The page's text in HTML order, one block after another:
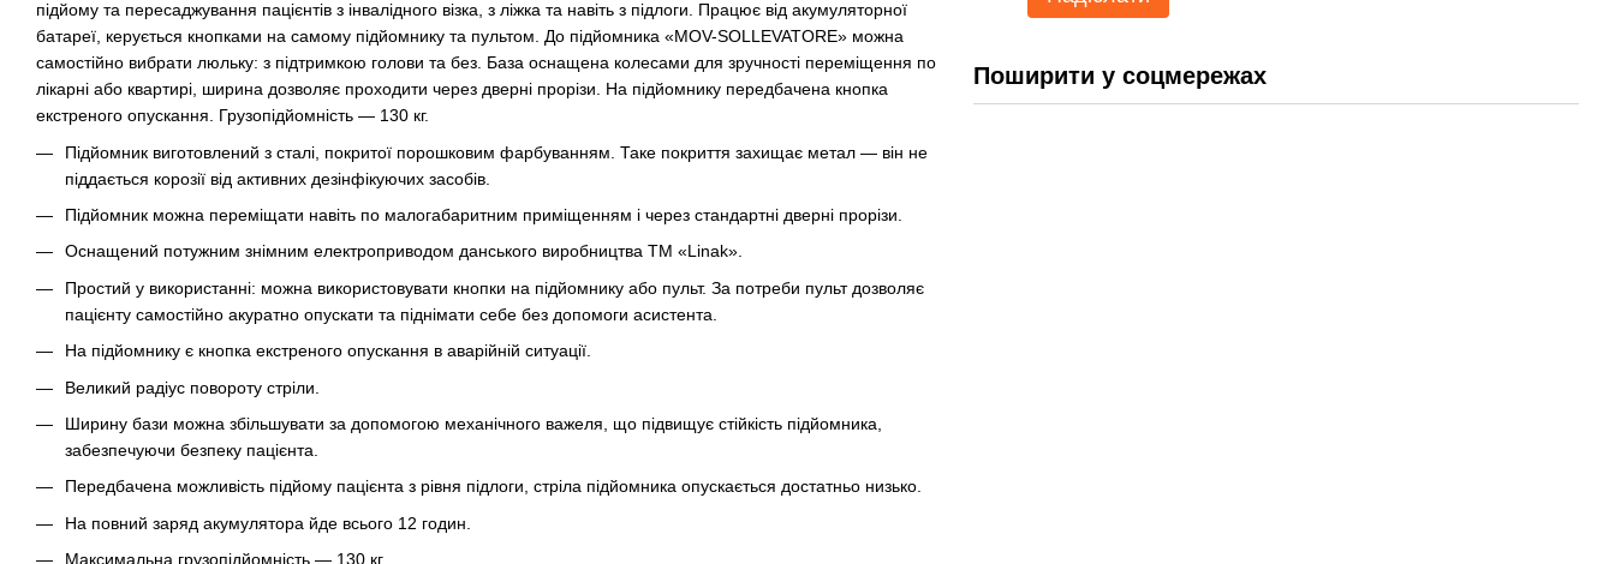
підйому та пересаджування пацієнтів з інвалідного візка, з ліжка та навіть з підлоги. Працює від акумуляторної
батареї, керується кнопками на самому підйомнику та пультом. До підйомника «MOV-SOLLEVATORE» можна
самостійно вибрати люльку: з підтримкою голови та без. База оснащена колесами для зручності переміщення по
лікарні або квартирі, ширина дозволяє проходити через дверні прорізи. На підйомнику передбачена кнопка
екстреного опускання. Грузопідйомність — 130 кг.
Підйомник виготовлений з сталі, покритої порошковим фарбуванням. Таке покриття захищає метал — він не
піддається корозії від активних дезінфікуючих засобів.
Підйомник можна переміщати навіть по малогабаритним приміщенням і через стандартні дверні прорізи.
Оснащений потужним знімним електроприводом данського виробництва ТМ «Linak».
Простий у використанні: можна використовувати кнопки на підйомнику або пульт. За потреби пульт дозволяє
пацієнту самостійно акуратно опускати та піднімати себе без допомоги асистента.
На підйомнику є кнопка екстреного опускання в аварійній ситуації.
Великий радіус повороту стріли.
Ширину бази можна збільшувати за допомогою механічного важеля, що підвищує стійкість підйомника,
забезпечуючи безпеку пацієнта.
Передбачена можливість підйому пацієнта з рівня підлоги, стріла підйомника опускається достатньо низько.
На повний заряд акумулятора йде всього 12 годин.
Максимальна грузопідйомність — 130 кг.
Поширити у соцмережах